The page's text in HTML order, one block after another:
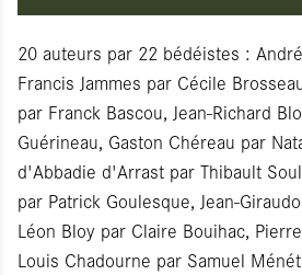
20 auteurs par 22 bédéistes :
Francis Jammes par Cécile
par Franck Bascou, Jean-Richard
Guérineau, Gaston Chéreau par
d'Abbadie d'Arrast par Thibault
par Patrick Goulesque, Jean-
Léon Bloy par Claire Bouihac,
Louis Chadourne par Samuel